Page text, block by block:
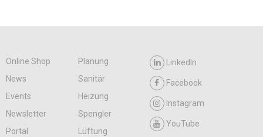
Online Shop
Planung
News
Sanitär
Events
Heizung
Newsletter
Spengler
Portal
Lüftung
LinkedIn
Facebook
Instagram
YouTube